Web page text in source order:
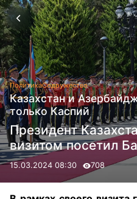
ПолитикаСодружество
Казахстан и
только Каспий
Президент
визитом посетил
15.03.2024 08:30 708